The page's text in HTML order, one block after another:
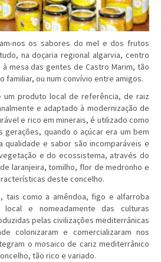
nos os sabores do mel e dos frutos
na doçaria regional algarvia, centro
mesa das gentes de Castro Marim, tão
familiar, ou num convívio entre amigos.
um produto local de referência, de raiz
e adaptado à modernização de
e rico em minerais, é utilizado como
gerações, quando o açúcar era um bem
qualidade e sabor são incomparáveis e
e do ecossistema, através do
laranjeira, tomilho, flor de medronho e
deste concelho.
tais como a amêndoa, figo e alfarroba
local e nomeadamente das culturas
pelas civilizações mediterrânicas
colonizaram e comercializaram nos
o mosaico de cariz mediterrânico
tão rico e variado.